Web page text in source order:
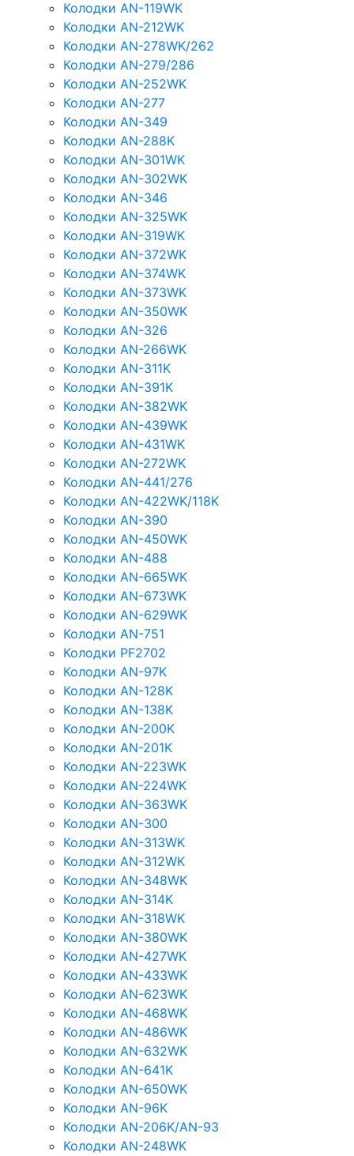
Колодки AN-119WK
Колодки AN-212WK
Колодки AN-278WK/262
Колодки AN-279/286
Колодки AN-252WK
Колодки AN-277
Колодки AN-349
Колодки AN-288K
Колодки AN-301WK
Колодки AN-302WK
Колодки AN-346
Колодки AN-325WK
Колодки AN-319WK
Колодки AN-372WK
Колодки AN-374WK
Колодки AN-373WK
Колодки AN-350WK
Колодки AN-326
Колодки AN-266WK
Колодки AN-311K
Колодки AN-391K
Колодки AN-382WK
Колодки AN-439WK
Колодки AN-431WK
Колодки AN-272WK
Колодки AN-441/276
Колодки AN-422WK/118K
Колодки AN-390
Колодки AN-450WK
Колодки AN-488
Колодки AN-665WK
Колодки AN-673WK
Колодки AN-629WK
Колодки AN-751
Колодки PF2702
Колодки AN-97K
Колодки AN-128K
Колодки AN-138K
Колодки AN-200K
Колодки AN-201K
Колодки AN-223WK
Колодки AN-224WK
Колодки AN-363WK
Колодки AN-300
Колодки AN-313WK
Колодки AN-312WK
Колодки AN-348WK
Колодки AN-314K
Колодки AN-318WK
Колодки AN-380WK
Колодки AN-427WK
Колодки AN-433WK
Колодки AN-623WK
Колодки AN-468WK
Колодки AN-486WK
Колодки AN-632WK
Колодки AN-641K
Колодки AN-650WK
Колодки AN-96K
Колодки AN-206K/AN-93
Колодки AN-248WK